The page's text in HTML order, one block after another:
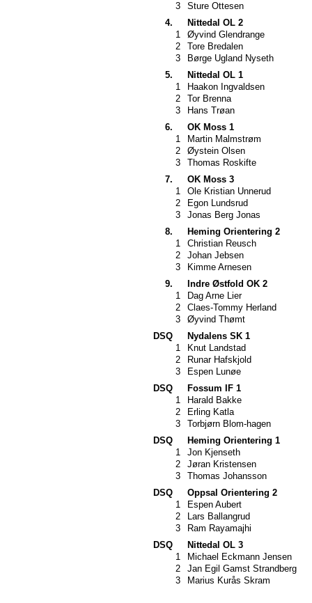
3
Sture Ottesen
4.
Nittedal OL 2
1
Øyvind Glendrange
2
Tore Bredalen
3
Børge Ugland Nyseth
5.
Nittedal OL 1
1
Haakon Ingvaldsen
2
Tor Brenna
3
Hans Trøan
6.
OK Moss 1
1
Martin Malmstrøm
2
Øystein Olsen
3
Thomas Roskifte
7.
OK Moss 3
1
Ole Kristian Unnerud
2
Egon Lundsrud
3
Jonas Berg Jonas
8.
Heming Orientering 2
1
Christian Reusch
2
Johan Jebsen
3
Kimme Arnesen
9.
Indre Østfold OK 2
1
Dag Arne Lier
2
Claes-Tommy Herland
3
Øyvind Thømt
DSQ
Nydalens SK 1
1
Knut Landstad
2
Runar Hafskjold
3
Espen Lunøe
DSQ
Fossum IF 1
1
Harald Bakke
2
Erling Katla
3
Torbjørn Blom-hagen
DSQ
Heming Orientering 1
1
Jon Kjenseth
2
Jøran Kristensen
3
Thomas Johansson
DSQ
Oppsal Orientering 2
1
Espen Aubert
2
Lars Ballangrud
3
Ram Rayamajhi
DSQ
Nittedal OL 3
1
Michael Eckmann Jensen
2
Jan Egil Gamst Strandberg
3
Marius Kurås Skram